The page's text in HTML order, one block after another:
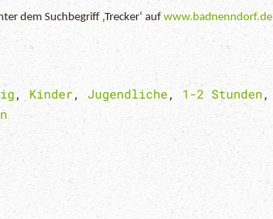
dem Suchbegriff ‚Trecker‘ auf www.badnenndorf.de
, Kinder , Jugendliche ,1-2 Stunden ,